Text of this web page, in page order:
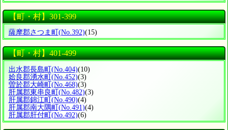
【町・村】301-399
薩摩郡さつま町 (No.392)(15)
【町・村】401-499
出水郡長島町 (No.404)(10)
姶良郡湧水町 (No.452)(3)
曽於郡大崎町 (No.468)(3)
肝属郡東串良町 (No.482)(3)
肝属郡錦江町 (No.490)(4)
肝属郡南大隅町 (No.491)(4)
肝属郡肝付町 (No.492)(6)